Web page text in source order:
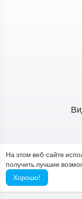
На этом веб-сайте
получить лучшие
Хорошо!